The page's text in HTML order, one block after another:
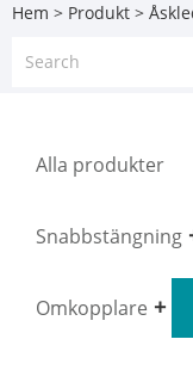
Hem > Produkt >
Alla produkter
Snabbstängning
Omkopplare